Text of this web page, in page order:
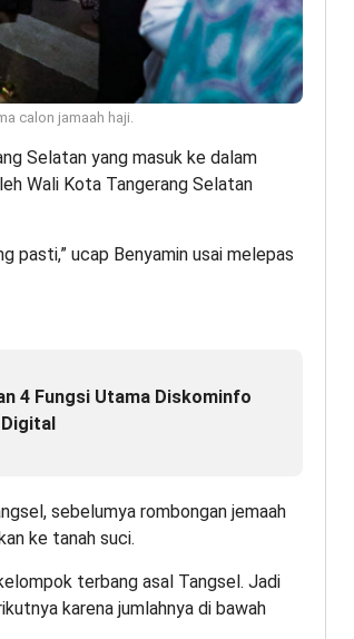
calon jamaah haji.
Selatan yang masuk ke dalam
Wali Kota Tangerang Selatan
pasti,” ucap Benyamin usai melepas
4 Fungsi Utama Diskominfo
sebelumya rombongan jemaah
ke tanah suci.
terbang asal Tangsel. Jadi
karena jumlahnya di bawah